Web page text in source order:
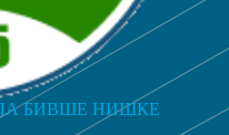
БИВШЕ НИШКЕ